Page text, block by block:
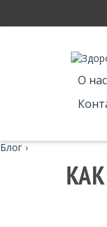
О нас
Блог ›